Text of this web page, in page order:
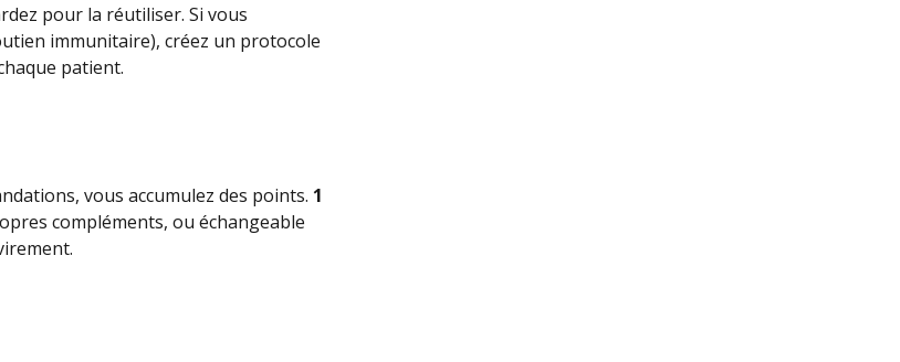
pour la réutiliser. Si vous
immunitaire), créez un protocole
patient.
vous accumulez des points. 1
compléments, ou échangeable